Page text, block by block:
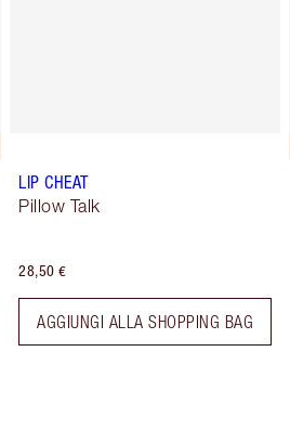
LIP CHEAT
Pillow Talk
28,50 €
AGGIUNGI ALLA SHOPPING BAG